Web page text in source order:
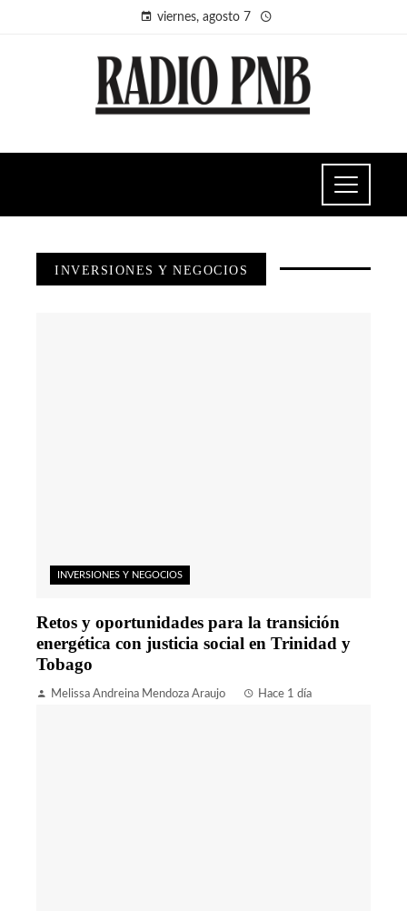
viernes, agosto 7
INVERSIONES Y NEGOCIOS
INVERSIONES Y NEGOCIOS
Retos y oportunidades para la transición
energética con justicia social en Trinidad y
Tobago
Melissa Andreina Mendoza Araujo Hace 1 día